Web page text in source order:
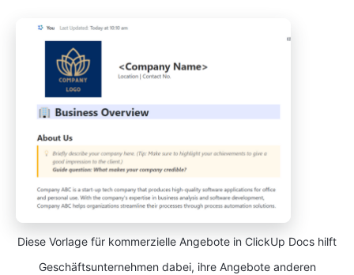
Diese Vorlage für kommerzielle Angebote in ClickUp Docs hilft
Geschäftsunternehmen dabei, ihre Angebote anderen